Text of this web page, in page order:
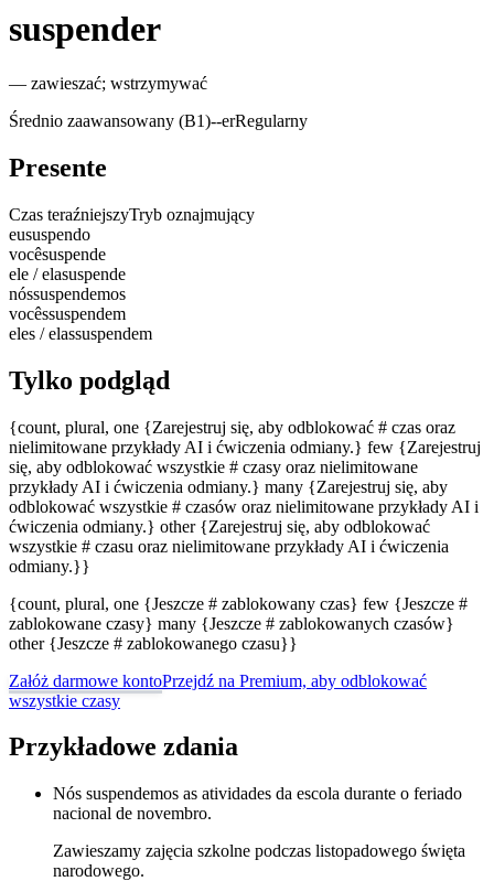
suspender
— zawieszać; wstrzymywać
Średnio zaawansowany (B1)--erRegularny
Presente
Czas teraźniejszyTryb oznajmujący
eususpendo
vocêsuspende
ele / elasuspende
nóssuspendemos
vocêssuspendem
eles / elassuspendem
Tylko podgląd
{count, plural, one {Zarejestruj się, aby odblokować # czas oraz
nielimitowane przykłady AI i ćwiczenia odmiany.} few {Zarejestruj
się, aby odblokować wszystkie # czasy oraz nielimitowane
przykłady AI i ćwiczenia odmiany.} many {Zarejestruj się, aby
odblokować wszystkie # czasów oraz nielimitowane przykłady AI i
ćwiczenia odmiany.} other {Zarejestruj się, aby odblokować
wszystkie # czasu oraz nielimitowane przykłady AI i ćwiczenia
odmiany.}}
{count, plural, one {Jeszcze # zablokowany czas} few {Jeszcze #
zablokowane czasy} many {Jeszcze # zablokowanych czasów}
other {Jeszcze # zablokowanego czasu}}
Załóż darmowe kontoPrzejdź na Premium, aby odblokować
wszystkie czasy
Przykładowe zdania
Nós suspendemos as atividades da escola durante o feriado
nacional de novembro.
Zawieszamy zajęcia szkolne podczas listopadowego święta
narodowego.